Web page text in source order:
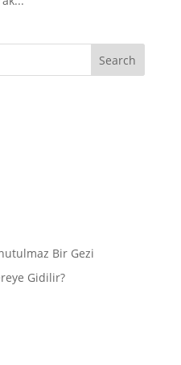
Bir Gezi
Gidilir?